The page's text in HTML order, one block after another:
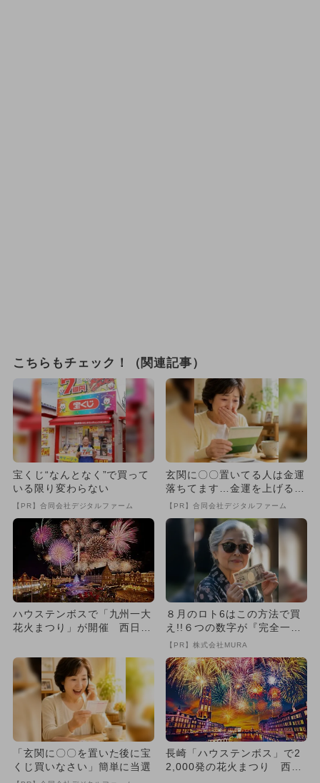
こちらもチェック！（関連記事）
宝くじ“なんとなく”で買って
いる限り変わらない
【PR】合同会社デジタルファーム
玄関に〇〇置いてる人は金運
落ちてます…金運を上げる方
法とは
【PR】合同会社デジタルファーム
ハウステンボスで「九州一大
花火まつり」が開催 西日本
８月のロト6はこの方法で買
え!!６つの数字が『完全一
致』する方法
【PR】株式会社MURA
「玄関に〇〇を置いた後に宝
くじ買いなさい」簡単に当選
長崎「ハウステンボス」で2
2,000発の花火まつり 西日